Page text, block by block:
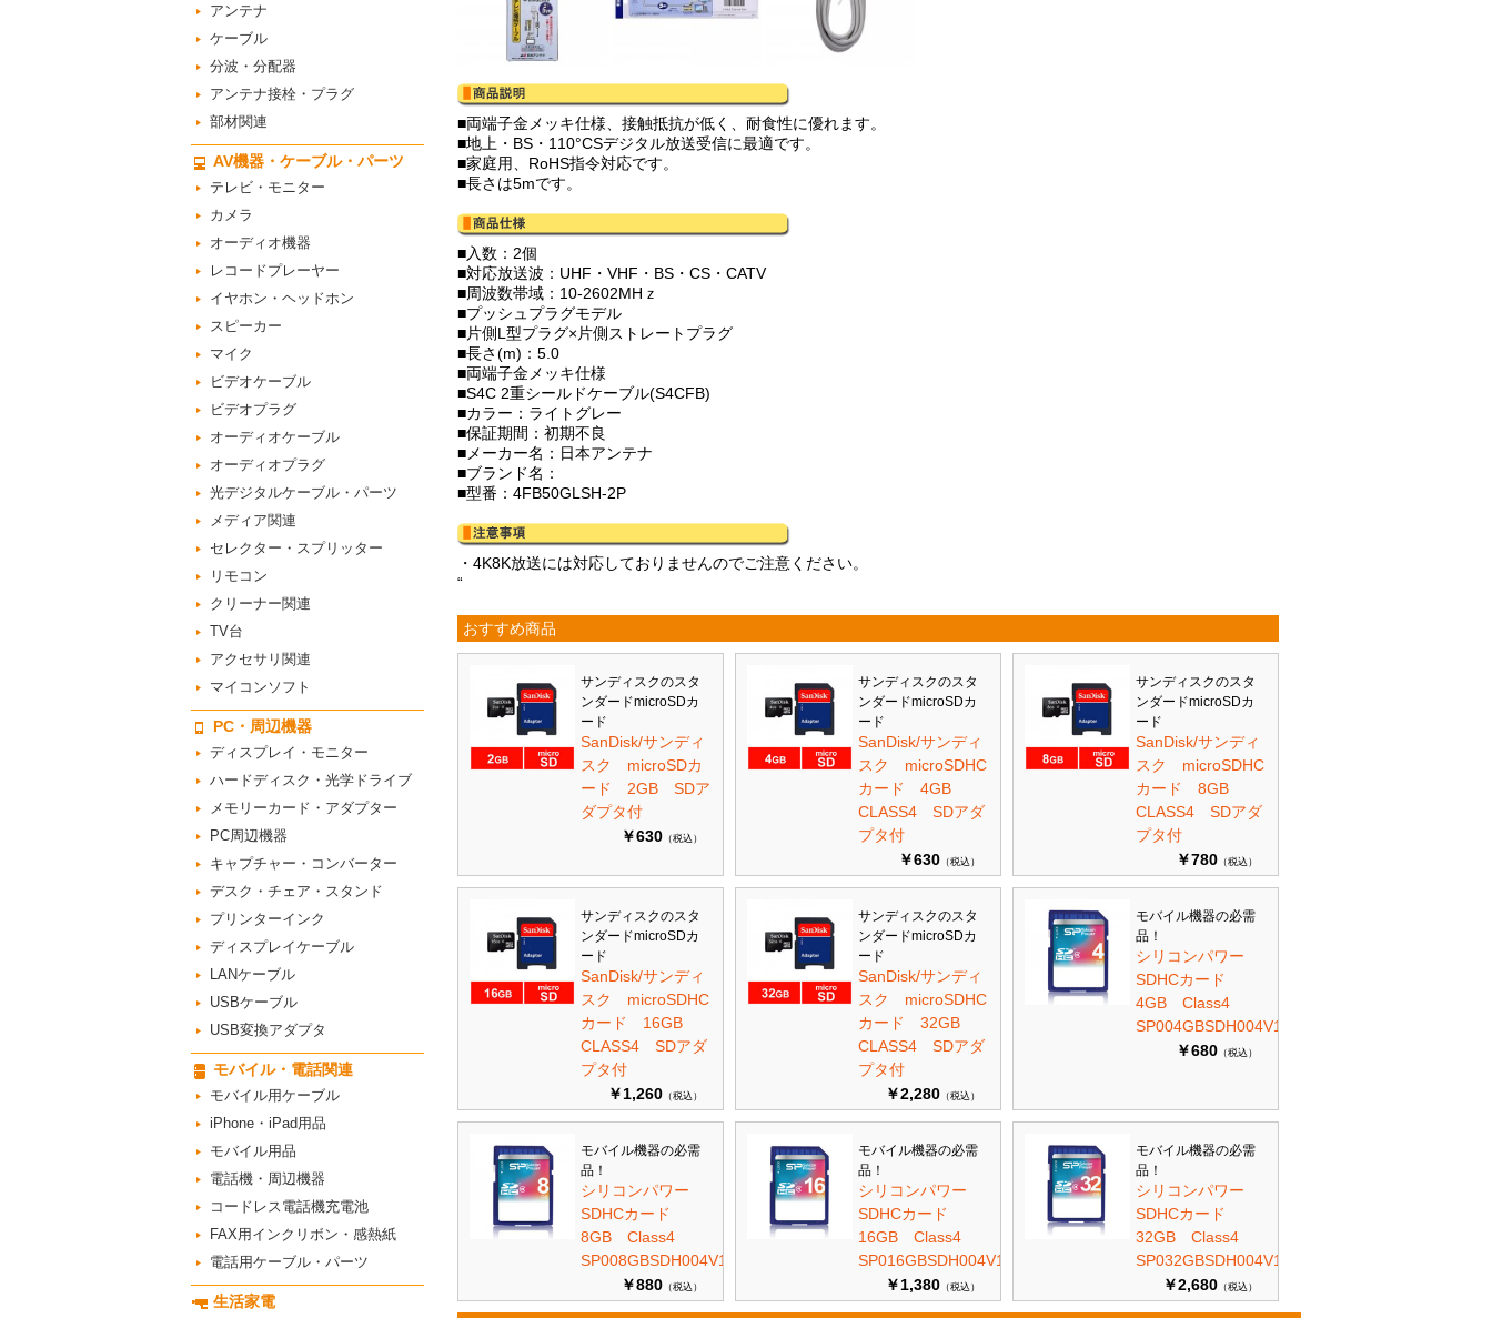
アンテナ
ケーブル
分波・分配器
アンテナ接栓・プラグ
部材関連
AV機器・ケーブル・パーツ
テレビ・モニター
カメラ
オーディオ機器
レコードプレーヤー
イヤホン・ヘッドホン
スピーカー
マイク
ビデオケーブル
ビデオプラグ
オーディオケーブル
オーディオプラグ
光デジタルケーブル・パーツ
メディア関連
セレクター・スプリッター
リモコン
クリーナー関連
TV台
アクセサリ関連
マイコンソフト
PC・周辺機器
ディスプレイ・モニター
ハードディスク・光学ドライブ
メモリーカード・アダプター
PC周辺機器
キャプチャー・コンバーター
デスク・チェア・スタンド
プリンターインク
ディスプレイケーブル
LANケーブル
USBケーブル
USB変換アダプタ
モバイル・電話関連
モバイル用ケーブル
iPhone・iPad用品
モバイル用品
電話機・周辺機器
コードレス電話機充電池
FAX用インクリボン・感熱紙
電話用ケーブル・パーツ
生活家電
■両端子金メッキ仕様、接触抵抗が低く、耐食性に優れます。
■地上・BS・110°CSデジタル放送受信に最適です。
■家庭用、RoHS指令対応です。
■長さは5mです。
■入数：2個
■対応放送波：UHF・VHF・BS・CS・CATV
■周波数帯域：10-2602MHｚ
■プッシュプラグモデル
■片側L型プラグ×片側ストレートプラグ
■長さ(m)：5.0
■両端子金メッキ仕様
■S4C 2重シールドケーブル(S4CFB)
■カラー：ライトグレー
■保証期間：初期不良
■メーカー名：日本アンテナ
■ブランド名：
■型番：4FB50GLSH-2P
・4K8K放送には対応しておりませんのでご注意ください。
“
おすすめ商品
サンディスクのスタ
ンダードmicroSDカ
ード
SanDisk/サンディ
スク microSDカ
ード 2GB SDア
ダプタ付
￥630 （税込）
サンディスクのスタ
ンダードmicroSDカ
ード
SanDisk/サンディ
スク microSDHC
カード 4GB
CLASS4 SDアダ
プタ付
￥630 （税込）
サンディスクのスタ
ンダードmicroSDカ
ード
SanDisk/サンディ
スク microSDHC
カード 8GB
CLASS4 SDアダ
プタ付
￥780 （税込）
サンディスクのスタ
ンダードmicroSDカ
ード
SanDisk/サンディ
スク microSDHC
カード 16GB
CLASS4 SDアダ
プタ付
￥1,260 （税込）
サンディスクのスタ
ンダードmicroSDカ
ード
SanDisk/サンディ
スク microSDHC
カード 32GB
CLASS4 SDアダ
プタ付
￥2,280 （税込）
モバイル機器の必需
品！
シリコンパワー
SDHCカード
4GB Class4
SP004GBSDH004V10
￥680 （税込）
モバイル機器の必需
品！
シリコンパワー
SDHCカード
8GB Class4
SP008GBSDH004V10
￥880 （税込）
モバイル機器の必需
品！
シリコンパワー
SDHCカード
16GB Class4
SP016GBSDH004V10
￥1,380 （税込）
モバイル機器の必需
品！
シリコンパワー
SDHCカード
32GB Class4
SP032GBSDH004V10
￥2,680 （税込）